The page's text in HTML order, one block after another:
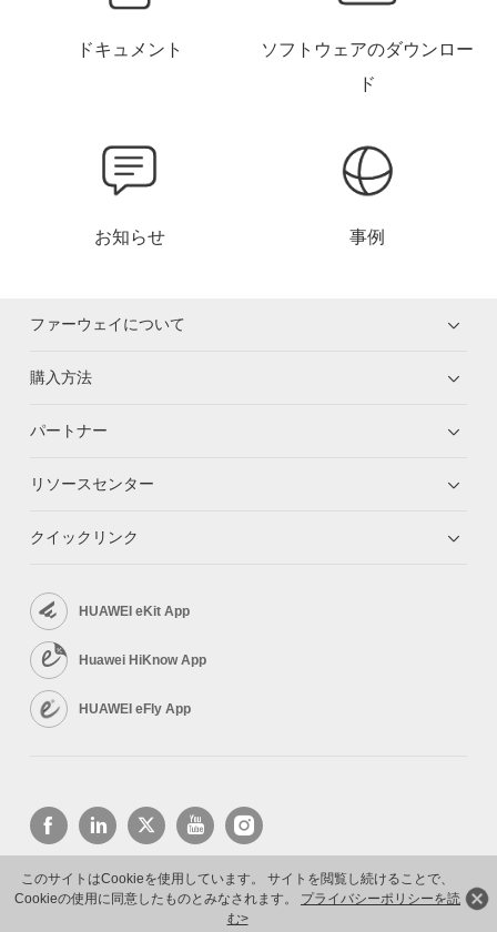
このサイトはCookieを使用しています。 サイトを閲覧し続けることで、
Cookieの使用に同意したものとみなされます。 プライバシーポリシーを読
む>
ドキュメント
ソフトウェアのダウンロー
ド
お知らせ 事例
ファーウェイについて
購入方法
パートナー
リソースセンター
クイックリンク
HUAWEI eKit App
Huawei HiKnow App
HUAWEI eFly App
Copyright © 2026 Huawei Technologies Co., Ltd. All rights reserved.
プライバシーポリシー